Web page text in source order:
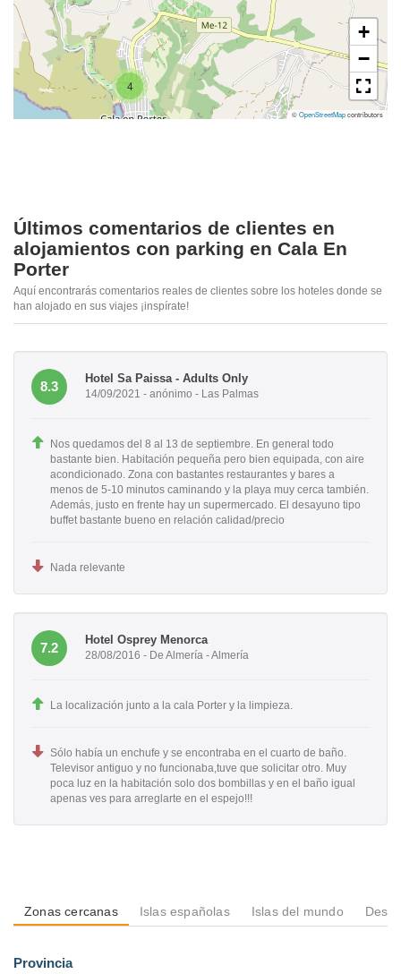
4
+
−
©OpenStreetMapcontributors
Últimos comentarios de clientes en
alojamientos con parking en Cala En
Porter
Aquí encontrarás comentarios reales de clientes sobre los hoteles donde se
han alojado en sus viajes ¡inspírate!
8.3
Hotel Sa Paissa - Adults Only
14/09/2021 - anónimo - Las Palmas
Nos quedamos del 8 al 13 de septiembre. En general todo
bastante bien. Habitación pequeña pero bien equipada, con aire
acondicionado. Zona con bastantes restaurantes y bares a
menos de 5-10 minutos caminando y la playa muy cerca también.
Además, justo en frente hay un supermercado. El desayuno tipo
buffet bastante bueno en relación calidad/precio
Nada relevante
7.2
Hotel Osprey Menorca
28/08/2016 - De Almería - Almería
La localización junto a la cala Porter y la limpieza.
Sólo había un enchufe y se encontraba en el cuarto de baño.
Televisor antiguo y no funcionaba,tuve que solicitar otro. Muy
poca luz en la habitación solo dos bombillas y en el baño igual
apenas ves para arreglarte en el espejo!!!
Zonas cercanas Islas españolas Islas del mundo
Provincia